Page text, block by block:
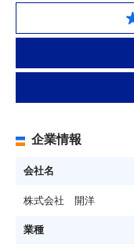
企業情報
会社名
株式会社 開洋
業種